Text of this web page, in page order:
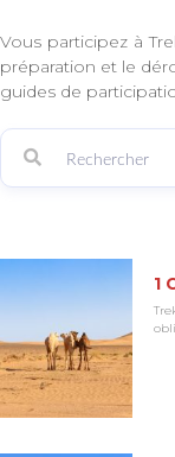
Vous participez à
préparation et le
guides de
1